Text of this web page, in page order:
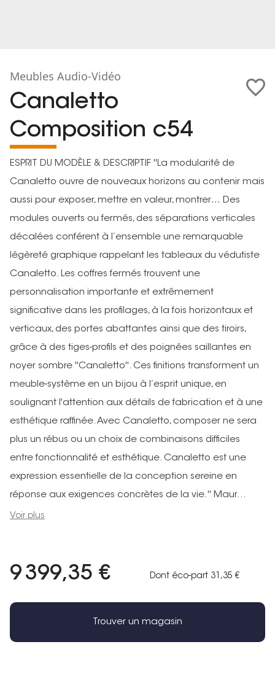
Meubles Audio-Vidéo
Canaletto
Composition c54
ESPRIT DU MODÈLE & DESCRIPTIF ''La modularité de
Canaletto ouvre de nouveaux horizons au contenir mais
aussi pour exposer, mettre en valeur, montrer… Des
modules ouverts ou fermés, des séparations verticales
décalées conférent à l’ensemble une remarquable
légèreté graphique rappelant les tableaux du védutiste
Canaletto. Les coffres fermés trouvent une
personnalisation importante et extrêmement
significative dans les profilages, à la fois horizontaux et
verticaux, des portes abattantes ainsi que des tiroirs,
grâce à des tiges-profils et des poignées saillantes en
noyer sombre ''Canaletto''. Ces finitions transforment un
meuble-système en un bijou à l’esprit unique, en
soulignant l'attention aux détails de fabrication et à une
esthétique raffinée. Avec Canaletto, composer ne sera
plus un rébus ou un choix de combinaisons difficiles
entre fonctionnalité et esthétique. Canaletto est une
expression essentielle de la conception sereine en
réponse aux exigences concrètes de la vie.'' Maur...
Voir plus
9 399,35 € Dont éco-part 31,35 €
Trouver un magasin